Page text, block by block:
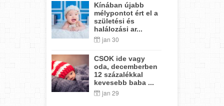
Kínában újabb
mélypontot ért el a
születési és
halálozási ar...
jan 30
CSOK ide vagy
oda, decemberben
12 százalékkal
kevesebb baba ...
jan 29